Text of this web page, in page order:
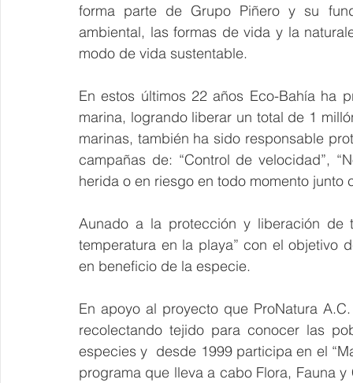
forma parte de Grupo Piñero y su
ambiental, las formas de vida y la
modo de vida sustentable.
En estos últimos 22 años Eco-Bahía ha
marina, logrando liberar un total de 1
marinas, también ha sido responsable
campañas de: “Control de velocidad”,
herida o en riesgo en todo momento junto
Aunado a la protección y liberación de
temperatura en la playa” con el objetivo
en beneficio de la especie.
En apoyo al proyecto que ProNatura
recolectando tejido para conocer las
especies y  desde 1999 participa en el
programa que lleva a cabo Flora, Fauna